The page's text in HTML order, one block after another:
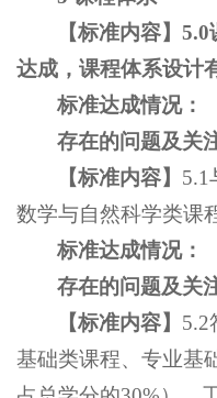
【标准内容】5.0
达成，课程体系设计
标准达成情况：
存在的问题及关
【标准内容】 5.1
数学与自然科学类课
标准达成情况：
存在的问题及关
【标准内容】 5.2
基础类课程、专业基